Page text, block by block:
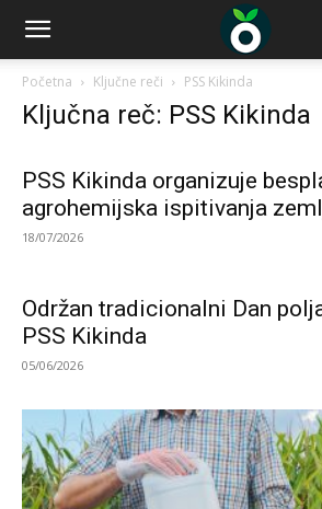
Početna Ključne reči PSS Kikinda
Ključna reč: PSS Kikinda
PSS Kikinda organizuje
agrohemijska ispitivanja
18/07/2026
Održan tradicionalni Dan
PSS Kikinda
05/06/2026